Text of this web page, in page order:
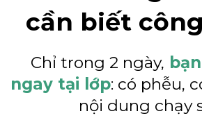
cần biết
Chỉ trong 2 ngày,
ngay tại lớp: có phễu,
nội dung chạy